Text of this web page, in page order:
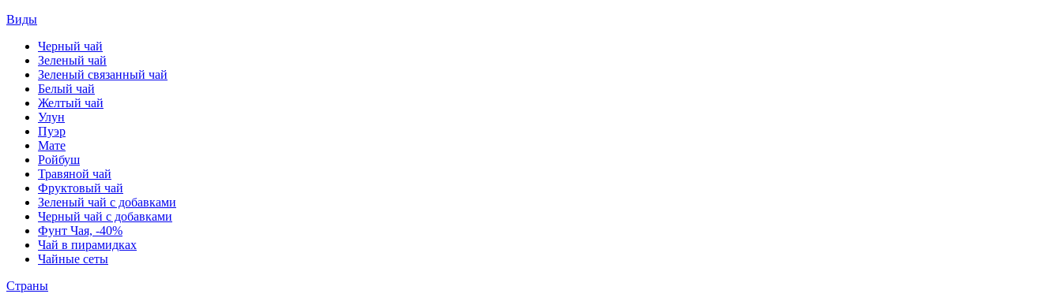
Виды
Черный чай
Зеленый чай
Зеленый связанный чай
Белый чай
Желтый чай
Улун
Пуэр
Мате
Ройбуш
Травяной чай
Фруктовый чай
Зеленый чай с добавками
Черный чай с добавками
Фунт Чая, -40%
Чай в пирамидках
Чайные сеты
Страны